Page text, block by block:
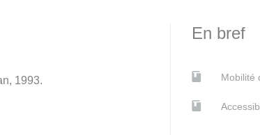
1993.
En bref
Mobilité